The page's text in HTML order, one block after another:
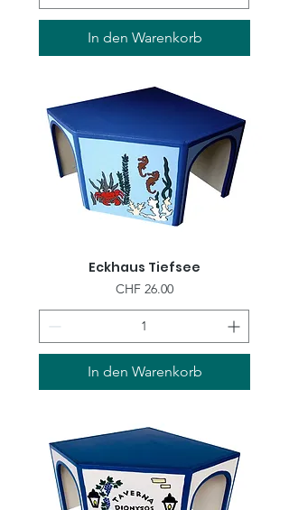
In den Warenkorb
Eckhaus Tiefsee
Preis
CHF 26.00
In den Warenkorb